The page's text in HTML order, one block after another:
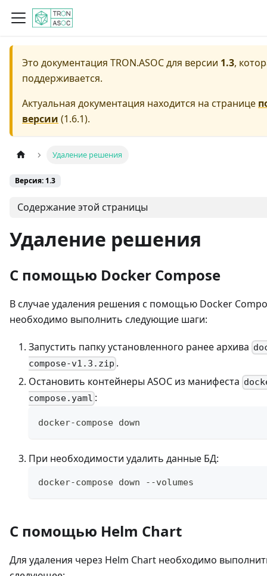
Это документация TRON.ASOCдля версии 1.3,
поддерживается.
Актуальная документация находится на странице
версии (1.6.1).
Удаление решения
Версия: 1.3
Содержание этой страницы
Удаление решения
С помощью Docker Compose
В случае удаления решения с помощью Docker
необходимо выполнить следующие шаги:
Запустить папку установленного ранее архива
compose-v1.3.zip .
Остановить контейнеры ASOC из манифеста
compose.yaml :
docker-compose down
При необходимости удалить данные БД:
docker-compose down --volumes
С помощью Helm Chart
Для удаления через Helm Chart необходимо